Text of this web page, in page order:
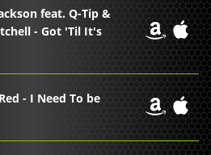
feat. Q-Tip &
- Got 'Til It's
- I Need To be